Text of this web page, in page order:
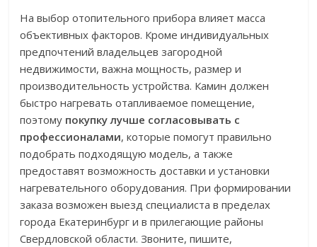
На выбор отопительного прибора влияет масса
объективных факторов. Кроме индивидуальных
предпочтений владельцев загородной
недвижимости, важна мощность, размер и
производительность устройства. Камин должен
быстро нагревать отапливаемое помещение,
поэтому покупку лучше согласовывать с
профессионалами, которые помогут правильно
подобрать подходящую модель, а также
предоставят возможность доставки и установки
нагревательного оборудования. При формировании
заказа возможен выезд специалиста в пределах
города Екатеринбург и в прилегающие районы
Свердловской области. Звоните, пишите,